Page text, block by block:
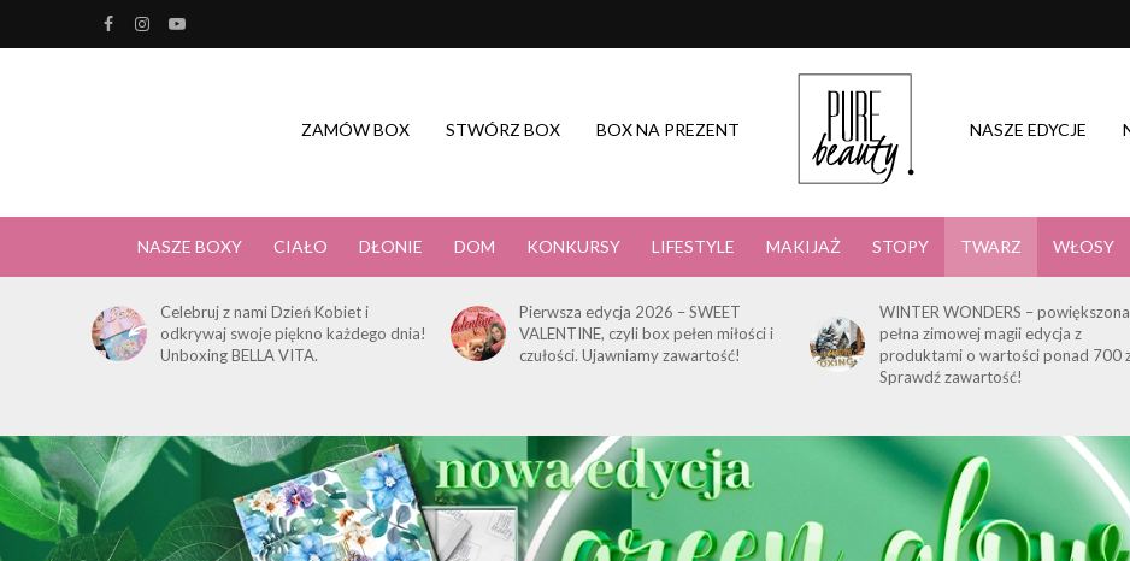
ZAMÓW BOX STWÓRZ BOX BOX NA PREZENT NASZE EDYCJE
NASZE BOXY CIAŁO DŁONIE DOM KONKURSY LIFESTYLE MAKIJAŻ STOPY TWARZ WŁOSY
Celebruj z nami Dzień Kobiet i
odkrywaj swoje piękno każdego dnia!
Unboxing BELLA VITA.
Pierwsza edycja 2026 – SWEET
VALENTINE, czyli box pełen miłości i
czułości. Ujawniamy zawartość!
WINTER WONDERS –
pełna zimowej magii edycja z
produktami o wartości ponad 700
Sprawdź zawartość!